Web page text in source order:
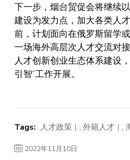
下一步，烟台贸促会将继续
建设为发力点，加大各类人
前，计划面向在俄罗斯留学
一场海外高层次人才交流对
人才创新创业生态体系建设
引智”工作开展。
Tags: 人才政策 , 外籍人才 ,
2022年11月10日